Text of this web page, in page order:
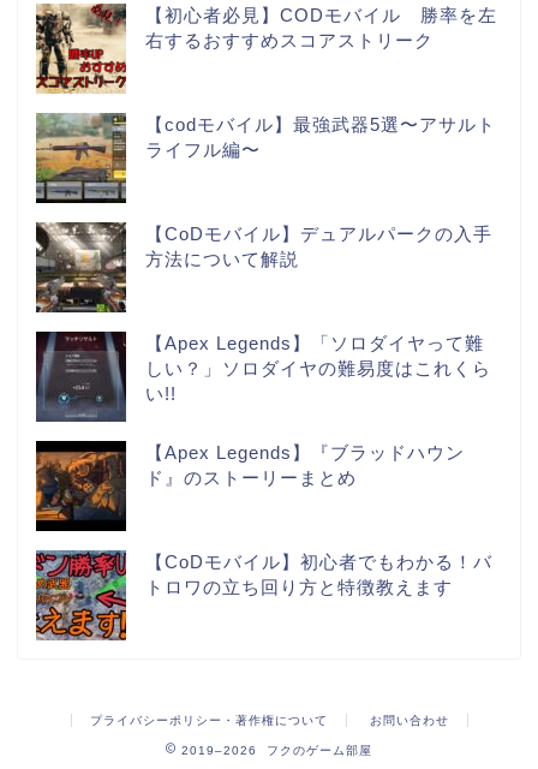
【初心者必見】CODモバイル 勝率を左
右するおすすめスコアストリーク
【codモバイル】最強武器5選〜アサルト
ライフル編〜
【CoDモバイル】デュアルパークの入手
方法について解説
【Apex Legends】「ソロダイヤって難
しい？」ソロダイヤの難易度はこれくら
い!!
【Apex Legends】『ブラッドハウン
ド』のストーリーまとめ
【CoDモバイル】初心者でもわかる！バ
トロワの立ち回り方と特徴教えます
プライバシーポリシー・著作権について お問い合わせ
2019–2026 フクのゲーム部屋